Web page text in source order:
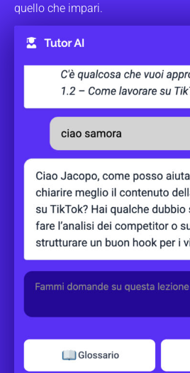
quello che impari.